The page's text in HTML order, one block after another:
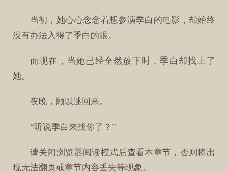
当初，她心心念念着想参演季白的电影，却始终
没有办法入得了季白的眼。
而现在，当她已经全然放下时，季白却找上了
她。
夜晚，顾以逑回来。
“听说季白来找你了？”
请关闭浏览器阅读模式后查看本章节，否则将出
现无法翻页或章节内容丢失等现象。